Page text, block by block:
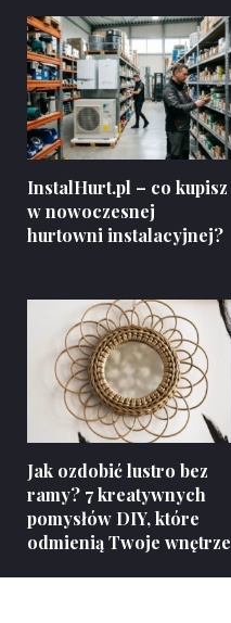
InstalHurt.pl – co kupisz
w nowoczesnej
hurtowni instalacyjnej?
Jak ozdobić lustro bez
ramy? 7 kreatywnych
pomysłów DIY, które
odmienią Twoje wnętrze